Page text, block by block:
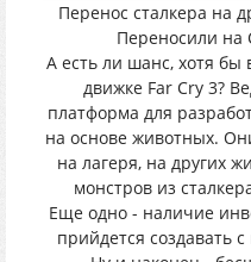
Перенос сталкера на
Переносили на
А есть ли шанс, хотя бы
движке Far Cry 3?
платформа для
на основе животных.
на лагеря, на других
монстров из
Еще одно - наличие
прийдется создавать